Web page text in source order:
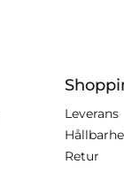
Leverans
Retur